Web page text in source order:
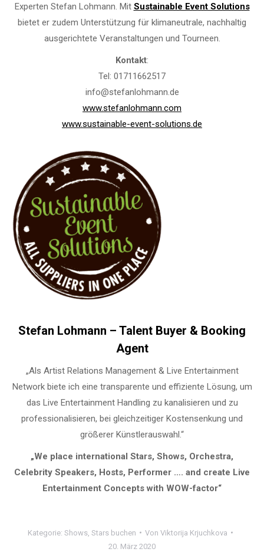
Experten Stefan Lohmann. Mit Sustainable Event Solutions
bietet er zudem Unterstützung für klimaneutrale, nachhaltig
ausgerichtete Veranstaltungen und Tourneen.
Kontakt:
Tel: 01711662517
info@stefanlohmann.de
www.stefanlohmann.com
www.sustainable-event-solutions.de
Stefan Lohmann – Talent Buyer & Booking
Agent
„Als Artist Relations Management & Live Entertainment
Network biete ich eine transparente und effiziente Lösung, um
das Live Entertainment Handling zu kanalisieren und zu
professionalisieren, bei gleichzeitiger Kostensenkung und
größerer Künstlerauswahl.“
„We place international Stars, Shows, Orchestra,
Celebrity Speakers, Hosts, Performer …. and create Live
Entertainment Concepts with WOW-factor“
Kategorie: Shows Stars buchen Von Viktorija Krjuchkova
20. März 2020